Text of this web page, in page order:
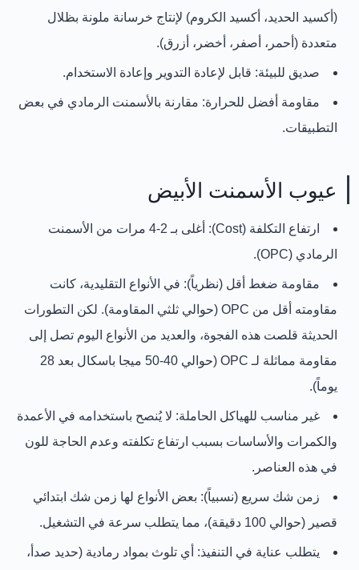
(أكسيد الحديد، أكسيد الكروم) لإنتاج خرسانة ملونة بظلال
متعددة (أحمر، أصفر، أخضر، أزرق).
صديق للبيئة: قابل لإعادة التدوير وإعادة الاستخدام.
مقاومة أفضل للحرارة: مقارنة بالأسمنت الرمادي في بعض
التطبيقات.
عيوب الأسمنت الأبيض
ارتفاع التكلفة (Cost): أغلى بـ 2-4 مرات
من الأسمنت
الرمادي (OPC).
مقاومة ضغط أقل (نظرياً): في الأنواع التقليدية، كانت
مقاومته أقل من OPC (حوالي ثلثي المقاومة). لكن التطورات
الحديثة قلصت هذه الفجوة، والعديد من الأنواع اليوم تصل إلى
مقاومة مماثلة لـ OPC (حوالي 40-50 ميجا باسكال بعد 28
يوماً).
غير مناسب للهياكل الحاملة: لا يُنصح باستخدامه في الأعمدة
والكمرات والأساسات بسبب ارتفاع تكلفته وعدم الحاجة للون
في هذه العناصر.
زمن شك سريع (نسبياً): بعض الأنواع لها زمن شك ابتدائي
قصير (حوالي 100 دقيقة)، مما يتطلب سرعة في التشغيل.
يتطلب عناية في التنفيذ: أي تلوث بمواد رمادية (حديد صدأ،